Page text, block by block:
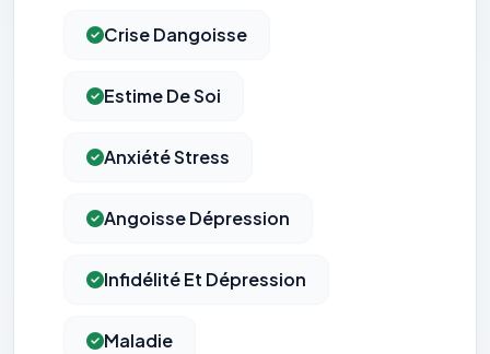
Crise Dangoisse
Estime De Soi
Anxiété Stress
Angoisse Dépression
Infidélité Et Dépression
Maladie